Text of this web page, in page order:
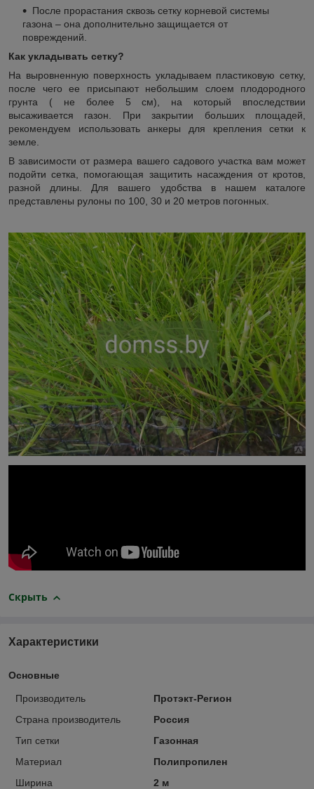
После прорастания сквозь сетку корневой системы
газона – она дополнительно защищается от
повреждений.
Как укладывать сетку?
На выровненную поверхность укладываем пластиковую сетку,
после чего ее присыпают небольшим слоем плодородного
грунта ( не более 5 см), на который впоследствии
высаживается газон. При закрытии больших площадей,
рекомендуем использовать анкеры для крепления сетки к
земле.
В зависимости от размера вашего садового участка вам может
подойти сетка, помогающая защитить насаждения от кротов,
разной длины. Для вашего удобства в нашем каталоге
представлены рулоны по 100, 30 и 20 метров погонных.
Скрыть
Характеристики
Основные
Производитель
Протэкт-Регион
Страна производитель
Россия
Тип сетки
Газонная
Материал
Полипропилен
Ширина
2 м